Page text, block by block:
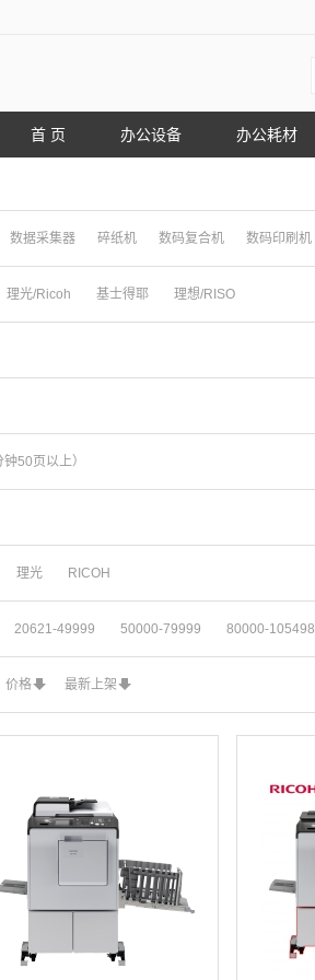
首 页 办公设备 办公耗材
数据采集器 碎纸机 数码复合机 数码印刷机
理光/Ricoh 基士得耶 理想/RISO
50页以上）
理光 RICOH
20621-49999 50000-79999 80000-105498
价格 最新上架